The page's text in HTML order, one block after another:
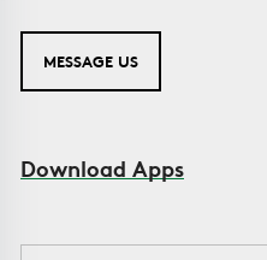
MESSAGE US
Download Apps